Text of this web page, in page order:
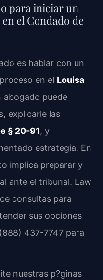
para iniciar un
el Condado de
es hablar con un
en el Louisa
abogado puede
explicarle las
§ 20-91, y
estrategia. En
implica preparar y
ante el tribunal. Law
consultas para
sus opciones
437-7747 para
nuestras p?ginas